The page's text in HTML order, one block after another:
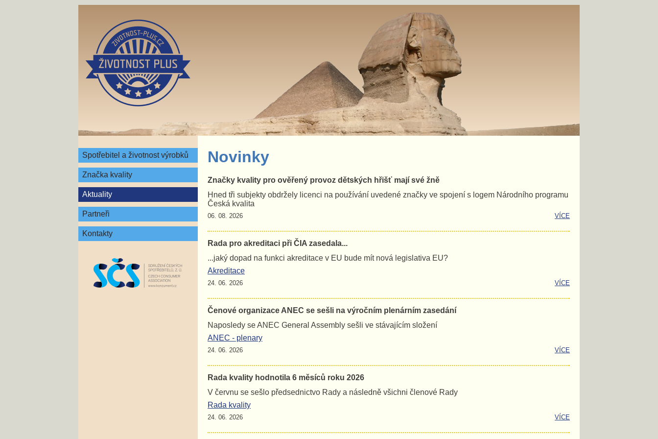
Spotřebitel a životnost výrobků
Značka kvality
Aktuality
Partneři
Kontakty
Novinky
Značky kvality pro ověřený provoz dětských hřišť mají své žně
Hned tři subjekty obdržely licenci na používání uvedené značky ve spojení s logem Národního programu
Česká kvalita
VÍCE
06. 08. 2026
Rada pro akreditaci při ČIA zasedala...
...jaký dopad na funkci akreditace v EU bude mít nová legislativa EU?
Akreditace
VÍCE
24. 06. 2026
Čenové organizace ANEC se sešli na výročním plenárním zasedání
Naposledy se ANEC General Assembly sešli ve stávajícím složení
ANEC - plenary
VÍCE
24. 06. 2026
Rada kvality hodnotila 6 měsíců roku 2026
V červnu se sešlo předsednictvo Rady a následně všichni členové Rady
Rada kvality
VÍCE
24. 06. 2026